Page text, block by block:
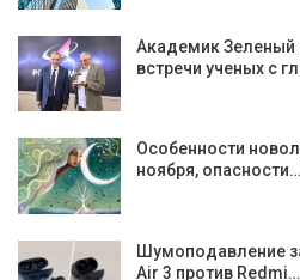
Академик Зеленый
встречи ученых с
Особенности
ноября, опасности…
Шумоподавление
Air 3 против Redmi…